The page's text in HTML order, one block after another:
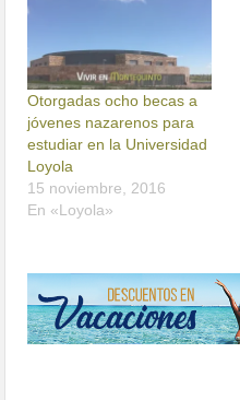
Otorgadas ocho becas a
jóvenes nazarenos para
estudiar en la Universidad
Loyola
15 noviembre, 2016
En «Loyola»